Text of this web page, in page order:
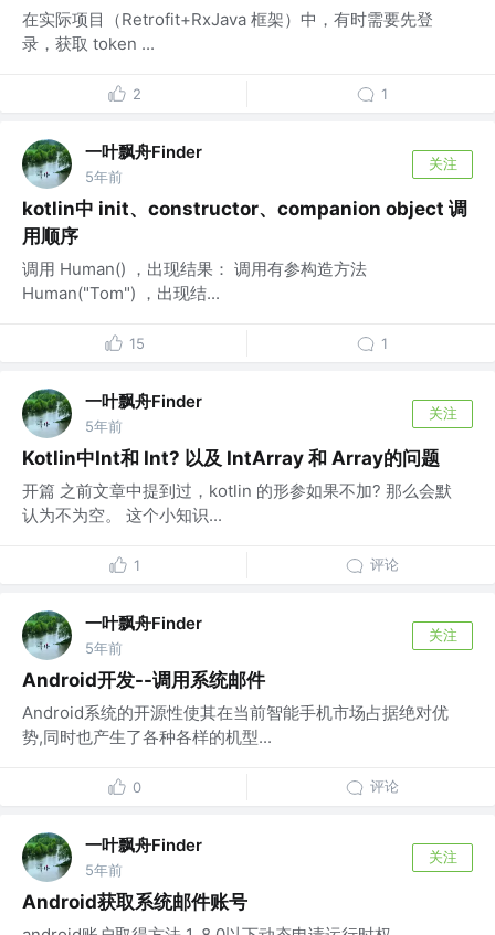
在实际项目（Retrofit+RxJava 框架）中，有时需要先登
录，获取 token ...
2 1
一叶飘舟Finder
5年前
关注
kotlin中 init、constructor、companion object 调
用顺序
调用 Human() ，出现结果： 调用有参构造方法
Human("Tom") ，出现结...
15 1
一叶飘舟Finder
5年前
关注
Kotlin中Int和 Int? 以及 IntArray 和 Array的问题
开篇 之前文章中提到过，kotlin 的形参如果不加? 那么会默
认为不为空。 这个小知识...
1 评论
一叶飘舟Finder
5年前
关注
Android开发--调用系统邮件
Android系统的开源性使其在当前智能手机市场占据绝对优
势,同时也产生了各种各样的机型...
0 评论
一叶飘舟Finder
5年前
关注
Android获取系统邮件账号